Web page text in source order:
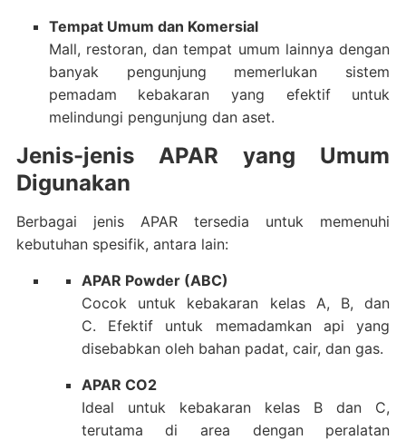
Tempat Umum dan Komersial
Mall, restoran, dan tempat umum lainnya dengan
banyak pengunjung memerlukan sistem
pemadam kebakaran yang efektif untuk
melindungi pengunjung dan aset.
Jenis-jenis APAR yang Umum
Digunakan
Berbagai jenis APAR tersedia untuk memenuhi
kebutuhan spesifik, antara lain:
APAR Powder (ABC)
Cocok untuk kebakaran kelas A, B, dan
C.
Efektif untuk memadamkan api yang
disebabkan oleh bahan padat, cair, dan gas.
APAR CO2
Ideal untuk kebakaran kelas B dan C,
terutama di area dengan peralatan